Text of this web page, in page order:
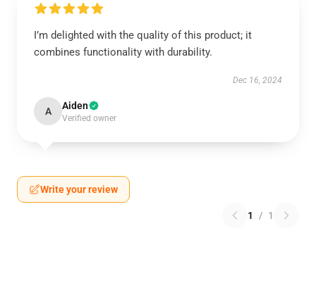
I’m delighted with the quality of this product; it
combines functionality with durability.
Dec 16, 2024
A Aiden
Verified owner
Write your review
1 / 1